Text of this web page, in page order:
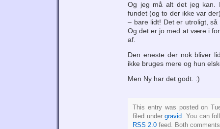
Og jeg må alt det jeg kan.
fundet (og to der ikke var
– bare lidt! Det er utroligt,
Og det er jo med at være i
af.
Den eneste der nok bliver
ikke bruges mere og hun
Men Ny har det godt. :)
This entry was posted on
filed undergravid . You can
RSS 2.0 feed. Both